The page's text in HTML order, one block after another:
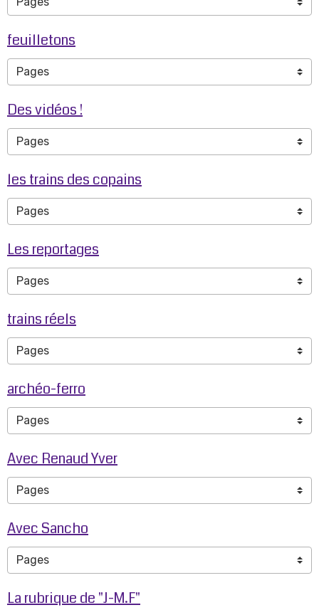
feuilletons
Des vidéos !
les trains des copains
Les reportages
trains réels
archéo-ferro
Avec Renaud Yver
Avec Sancho
La rubrique de "J-M.F"